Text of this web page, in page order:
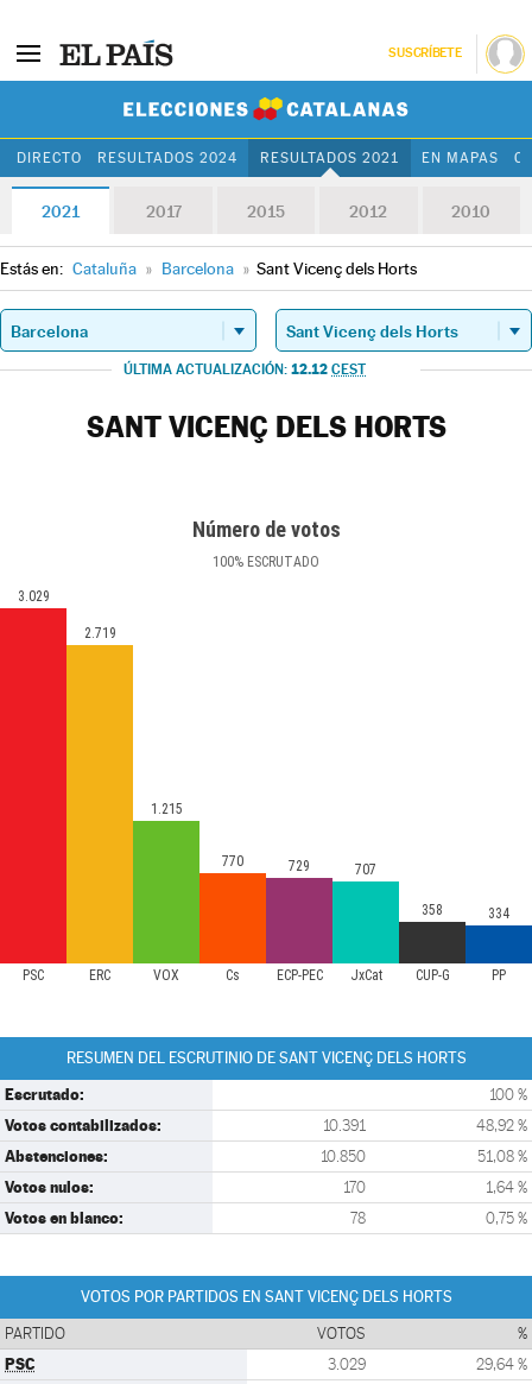
SUSCRÍBETE
DIRECTO RESULTADOS 2024 RESULTADOS 2021 EN MAPAS
2021 2017 2015 2012 2010
Estás en: Cataluña » Barcelona » Sant Vicenç dels Horts
ÚLTIMA ACTUALIZACIÓN: 12.12 CEST
SANT VICENÇ DELS HORTS
Número de votos
100% ESCRUTADO
PSC ERC VOX Cs ECP-PEC JxCat CUP-G PP
3.029
2.719
1.215
770 729 707
358 334
RESUMEN DEL ESCRUTINIO DE SANT VICENÇ DELS HORTS
Escrutado: 100 %
Votos contabilizados: 10.391 48,92 %
Abstenciones: 10.850 51,08 %
Votos nulos: 170 1,64 %
Votos en blanco: 78 0,75 %
VOTOS POR PARTIDOS EN SANT VICENÇ DELS HORTS
PARTIDO VOTOS %
PSC 3.029 29,64 %